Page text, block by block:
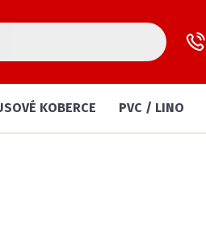
KOBERCE PVC / LINO